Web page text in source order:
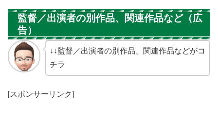
監督／出演者の別作品、関連作品など（広
告）
↓↓監督／出演者の別作品、関連作品などがコ
チラ
[スポンサーリンク]